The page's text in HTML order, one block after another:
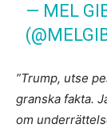
— MEL
”Trump, utse
granska fakta.
om